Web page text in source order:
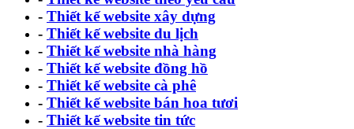
- Thiết kế website xây dựng
- Thiết kế website du lịch
- Thiết kế website nhà hàng
- Thiết kế website đồng hồ
- Thiết kế website cà phê
- Thiết kế website bán hoa tươi
- Thiết kế website tin tức